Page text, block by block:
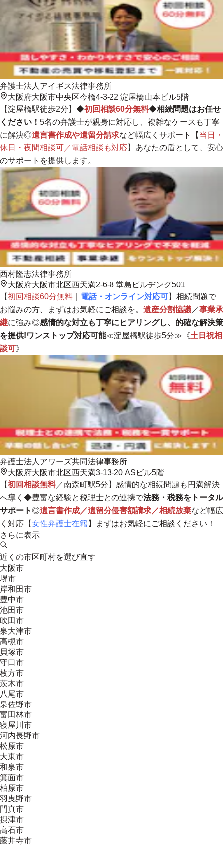
弁護士法人アイギス法律事務所
大阪府大阪市中央区今橋4-3-22 淀屋橋山本ビル5階
【淀屋橋駅徒歩2分】◆初回相談60分無料◆相続問題はお任せ
ください！ 5名の弁護士が親身に対応し、複雑なケースも丁寧
に解決◎遺言書作成や遺留分請求など幅広くサポート【 当日・
休日・夜間相談可／電話相談も対応】あなたの盾として、安心
のサポートを提供します。
西村隆志法律事務所
大阪府大阪市北区西天満2-6-8 堂島ビルヂング501
【初回相談60分無料 電話・オンライン対応可】相続問題で
お悩みの方、まずはお気軽にご相談を。 遺産分割協議 ／事業承
継に強み◎感情的な対立も丁寧にヒアリングし、的確な解決策
を提供!ワンストップ対応可能≪淀屋橋駅徒歩5分≫《土日祝相
談可》
弁護士法人アワーズ共同法律事務所
大阪府大阪市北区西天満3-13-20 ASビル5階
【初回相談無料／南森町駅5分】感情的な相続問題も円満解決
へ導く◆豊富な経験と税理士との連携で法務・税務をトータル
サポート◎遺言書作成／遺留分侵害額請求／相続放棄など幅広
く対応【女性弁護士在籍】まずはお気軽にご相談ください！
さらに表示
近くの市区町村を選び直す
大阪市
堺市
岸和田市
豊中市
池田市
吹田市
泉大津市
高槻市
貝塚市
守口市
枚方市
茨木市
八尾市
泉佐野市
富田林市
寝屋川市
河内長野市
松原市
大東市
和泉市
箕面市
柏原市
羽曳野市
門真市
摂津市
高石市
藤井寺市